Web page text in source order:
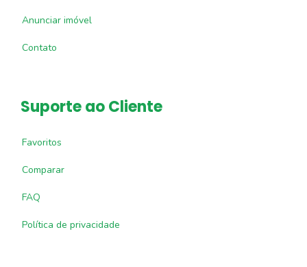
Anunciar imóvel
Contato
Suporte ao Cliente
Favoritos
Comparar
FAQ
Política de privacidade